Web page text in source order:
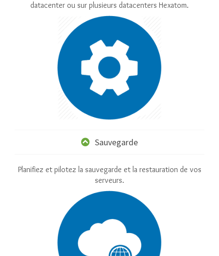
datacenter ou sur plusieurs datacenters Hexatom.
Sauvegarde
Planifiez et pilotez la sauvegarde et la restauration de vos
serveurs.